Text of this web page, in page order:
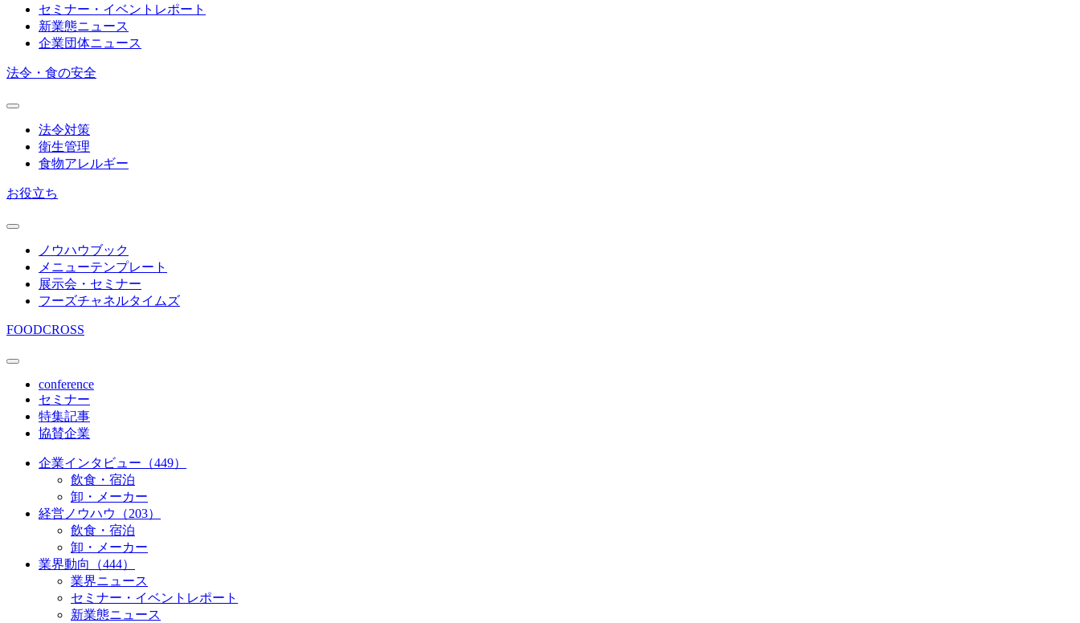
セミナー・イベントレポート
新業態ニュース
企業団体ニュース
法令・食の安全
法令対策
衛生管理
食物アレルギー
お役立ち
ノウハウブック
メニューテンプレート
展示会・セミナー
フーズチャネルタイムズ
FOODCROSS
conference
セミナー
特集記事
協賛企業
企業インタビュー（449）
飲食・宿泊
卸・メーカー
経営ノウハウ（203）
飲食・宿泊
卸・メーカー
業界動向（444）
業界ニュース
セミナー・イベントレポート
新業態ニュース